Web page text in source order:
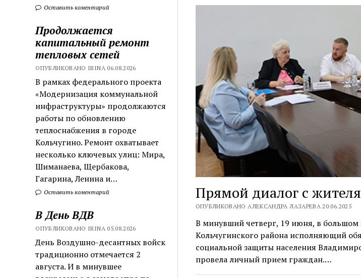
Оставить коментарий
Продолжается
капитальный ремонт
тепловых сетей
ОПУБЛИКОВАНО IRINA 06.08.2026
В рамках федерального проекта
«Модернизация коммунальной
инфраструктуры» продолжаются
работы по обновлению
теплоснабжения в городе
Кольчугино. Ремонт охватывает
несколько ключевых улиц: Мира,
Шиманаева, Щербакова,
Гагарина, Ленина и…
Оставить коментарий
В День ВДВ
ОПУБЛИКОВАНО IRINA 05.08.2026
День Воздушно-десантных войск
традиционно отмечается 2
августа. И в минувшее
Прямой диалог с
ОПУБЛИКОВАНО АЛЕКСАНДРА ЛАЗАРЕВА 20.06.2025
В минувший четверг, 19 июня, в большом
Кольчугинского района исполняющий
социальной защиты населения
провела личный прием граждан.…